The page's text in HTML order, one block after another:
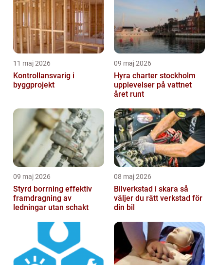
11 maj 2026
Kontrollansvarig i
byggprojekt
09 maj 2026
Hyra charter stockholm
upplevelser på vattnet
året runt
09 maj 2026
Styrd borrning effektiv
framdragning av
ledningar utan schakt
08 maj 2026
Bilverkstad i skara så
väljer du rätt verkstad för
din bil